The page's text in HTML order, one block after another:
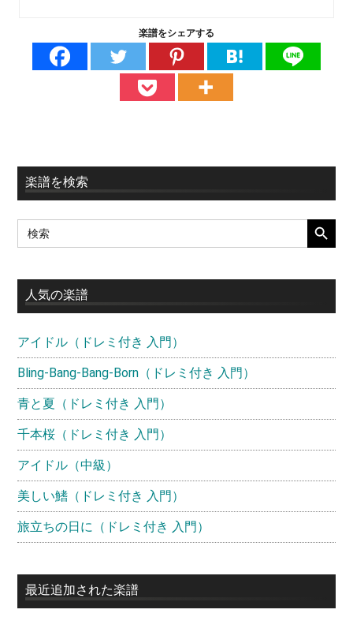
楽譜をシェアする
最
初
の
イ
ド
バ
ー
楽譜を検索
Search
for:
SEARCH
人気の楽譜
アイドル（ドレミ付き 入門）
Bling-Bang-Bang-Born（ドレミ付き 入門）
青と夏（ドレミ付き 入門）
千本桜（ドレミ付き 入門）
アイドル（中級）
美しい鰭（ドレミ付き 入門）
旅立ちの日に（ドレミ付き 入門）
最近追加された楽譜